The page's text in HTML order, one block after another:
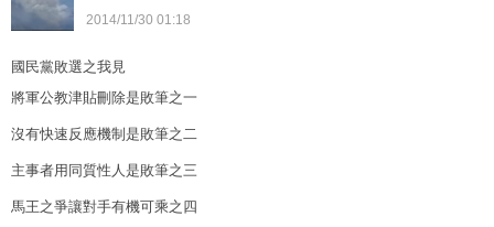
2014/11/30 01:18
國民黨敗選之我見
將軍公教津貼刪除是敗筆之一
沒有快速反應機制是敗筆之二
主事者用同質性人是敗筆之三
馬王之爭讓對手有機可乘之四